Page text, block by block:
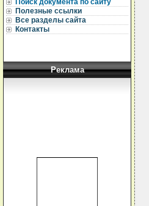
Поиск документа по сайту
Полезные ссылки
Все разделы сайта
Контакты
Реклама